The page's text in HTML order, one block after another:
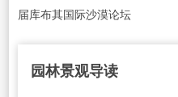
届库布其国际沙漠论坛
园林景观导读